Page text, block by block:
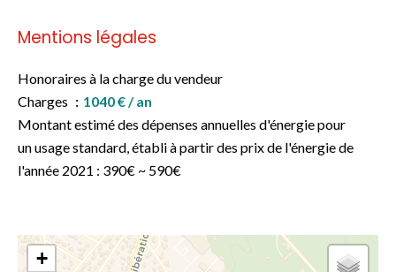
Mentions légales
Honoraires à la charge du vendeur
Charges
1040 € / an
Montant estimé des dépenses annuelles d'énergie pour
un usage standard, établi à partir des prix de l'énergie de
l'année 2021 : 390€ ~ 590€
+